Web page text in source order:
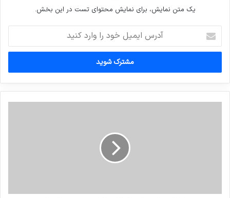
یک متن نمایش، برای نمایش محتوای تست در این بخش.
ایمیل
خود
وارد
کنید